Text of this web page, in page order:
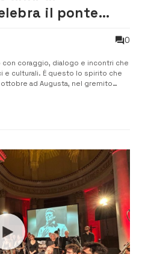
il ponte
0
coraggio, dialogo e incontri che
e culturali. È questo lo spirito che
ottobre ad Augusta, nel gremito
anniversario dell’assoc...